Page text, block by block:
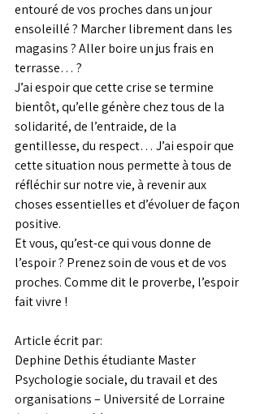
entouré de vos proches dans un jour
ensoleillé ? Marcher librement dans les
magasins ? Aller boire un jus frais en
terrasse… ?
J’ai espoir que cette crise se termine
bientôt, qu’elle génère chez tous de la
solidarité, de l’entraide, de la
gentillesse, du respect… J’ai espoir que
cette situation nous permette à tous de
réfléchir sur notre vie, à revenir aux
choses essentielles et d’évoluer de façon
positive.
Et vous, qu’est-ce qui vous donne de
l’espoir ? Prenez soin de vous et de vos
proches. Comme dit le proverbe, l’espoir
fait vivre !
Article écrit par:
Dephine Dethis étudiante Master
Psychologie sociale, du travail et des
organisations – Université de Lorraine